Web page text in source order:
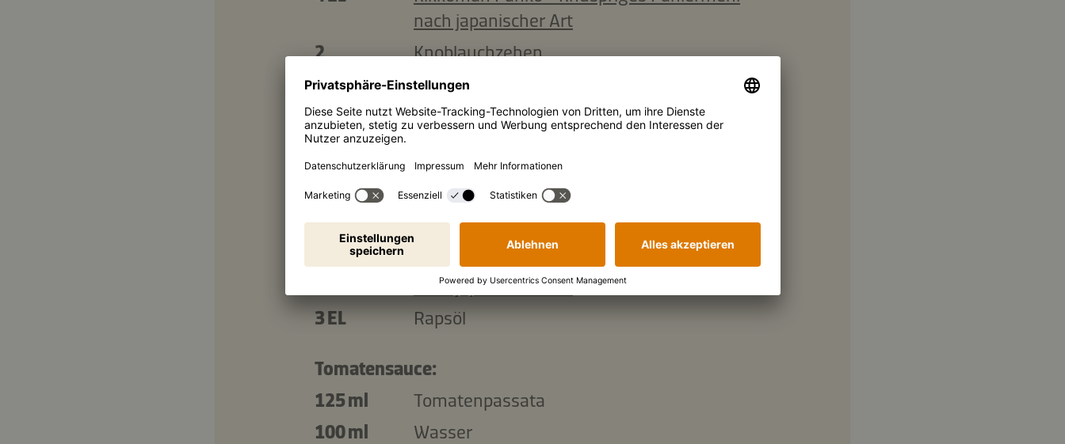
nach japanischer Art
2
Knoblauchzehen
2 EL
Kikkoman natürlich gebraute Sojasauce
2 EL
getrockneter Majoran
⅓ TL
Salz
Additional:
4 EL
Kikkoman Panko - Knuspriges Paniermehl
nach japanischer Art
3 EL
Rapsöl
Tomatensauce:
125 ml
Tomatenpassata
100 ml
Wasser